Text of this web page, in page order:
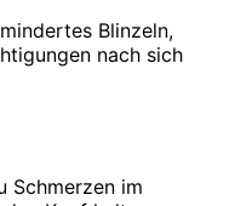
Blinzeln,
nach sich
Schmerzen im